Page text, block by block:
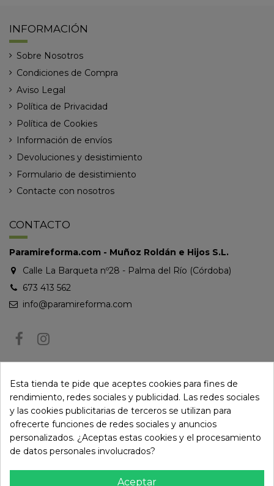
INFORMACIÓN
Sobre Nosotros
Condiciones de Compra
Aviso Legal
Política de Privacidad
Política de Cookies
Información de envíos
Devoluciones y desistimiento
Formulario de desistimiento
Contacte con nosotros
CONTACTO
Paramireforma.com - Muñoz Roldán e Hijos S.L.
Calle La Barqueta nº28 - Palma del Río (Córdoba)
673 413 562
info@paramireforma.com
Puede darse de baja en cualquier momento. Para ello, consulte nuestra
información de contacto en el aviso legal.
Esta tienda te pide que aceptes cookies para fines de
rendimiento, redes sociales y publicidad. Las redes sociales
y las cookies publicitarias de terceros se utilizan para
ofrecerte funciones de redes sociales y anuncios
personalizados. ¿Aceptas estas cookies y el procesamiento
de datos personales involucrados?
Aceptar